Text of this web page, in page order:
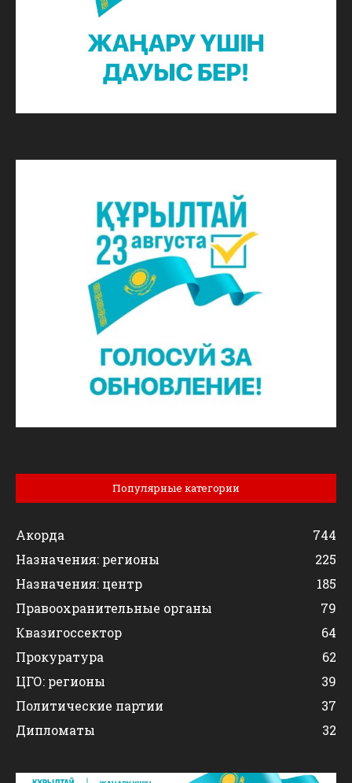
Популярные категории
Акорда
744
Назначения: регионы
225
Назначения: центр
185
Правоохранительные органы
79
Квазигоссектор
64
Прокуратура
62
ЦГО: регионы
39
Политические партии
37
Дипломаты
32